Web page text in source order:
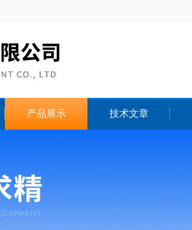
产品展示 技术文章